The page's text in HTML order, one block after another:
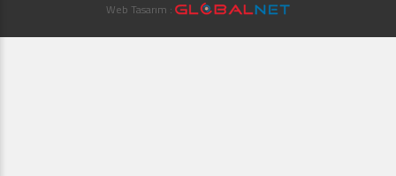
Web Tasarım :